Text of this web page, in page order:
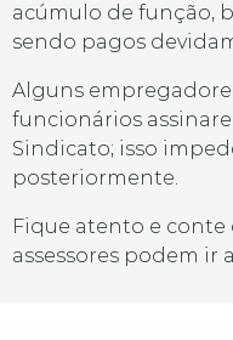
acúmulo de função,
sendo pagos
Alguns
funcionários
Sindicato; isso
posteriormente.
Fique atento e conte
assessores podem ir